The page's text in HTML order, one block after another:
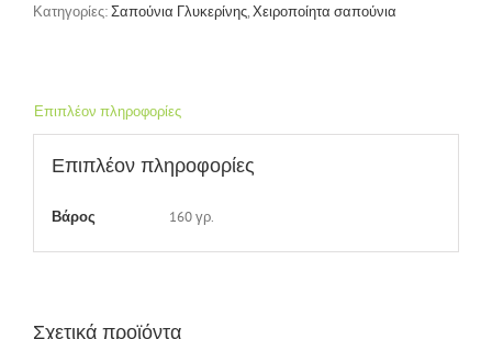
Κατηγορίες:Σαπούνια Γλυκερίνης,Χειροποίητα σαπούνια
Επιπλέον πληροφορίες
Επιπλέον πληροφορίες
Βάρος 160 γρ.
Σχετικά προϊόντα